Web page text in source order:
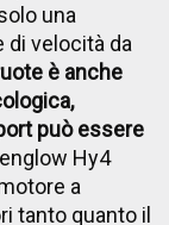
una
velocità da
è anche
può essere
Hy4
a
tanto quanto il